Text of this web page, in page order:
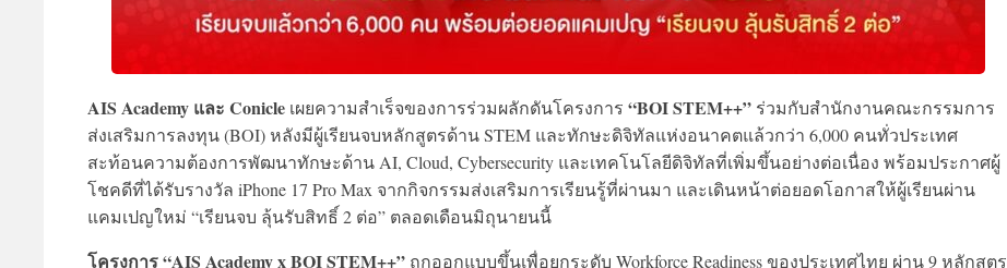
AIS Academy และ Conicle เผยความสำเร็จของการร่วมผลักดันโครงการ “BOI STEM++” ร่วมกับสำนักงานคณะกรรมการ
ส่งเสริมการลงทุน (BOI) หลังมีผู้เรียนจบหลักสูตรด้าน STEM และทักษะดิจิทัลแห่งอนาคตแล้วกว่า 6,000 คนทั่วประเทศ
สะท้อนความต้องการพัฒนาทักษะด้าน AI, Cloud, Cybersecurity และเทคโนโลยีดิจิทัลที่เพิ่มขึ้นอย่างต่อเนื่อง พร้อมประกาศผู้
โชคดีที่ได้รับรางวัล iPhone 17 Pro Max จากกิจกรรมส่งเสริมการเรียนรู้ที่ผ่านมา และเดินหน้าต่อยอดโอกาสให้ผู้เรียนผ่าน
แคมเปญใหม่ “เรียนจบ ลุ้นรับสิทธิ์ 2 ต่อ” ตลอดเดือนมิถุนายนนี้
โครงการ “AIS Academy x BOI STEM++” ถูกออกแบบขึ้นเพื่อยกระดับ Workforce Readiness ของประเทศไทย ผ่าน 9 หลักสูตร